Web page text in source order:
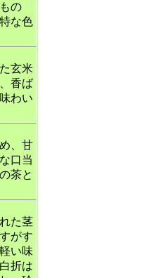
の
な色
玄米
香ば
わい
、甘
口当
茶と
た茎
がす
い味
折は